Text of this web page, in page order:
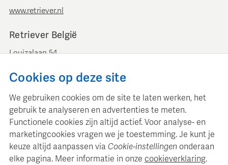
www.retriever.nl
Retriever België
Louizalaan 54
+ 32 (0)2 893 00 52
www.retrievermedia.be
Cookies op deze site
We gebruiken cookies om de site te laten werken, het
gebruik te analyseren en advertenties te meten.
Functionele cookies zijn altijd actief. Voor analyse- en
marketingcookies vragen we je toestemming. Je kunt je
keuze altijd aanpassen via Cookie-instellingen onderaan
elke pagina. Meer informatie in onze cookieverklaring.